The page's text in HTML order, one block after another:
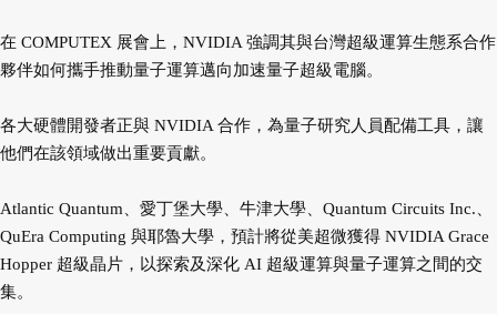
在 COMPUTEX 展會上，NVIDIA 強調其與台灣超級運算生態系合作
夥伴如何攜手推動量子運算邁向加速量子超級電腦。
各大硬體開發者正與 NVIDIA 合作，為量子研究人員配備工具，讓
他們在該領域做出重要貢獻。
Atlantic Quantum、愛丁堡大學、牛津大學、Quantum Circuits Inc.、
QuEra Computing 與耶魯大學，預計將從美超微獲得 NVIDIA Grace
Hopper 超級晶片，以探索及深化 AI 超級運算與量子運算之間的交
集。